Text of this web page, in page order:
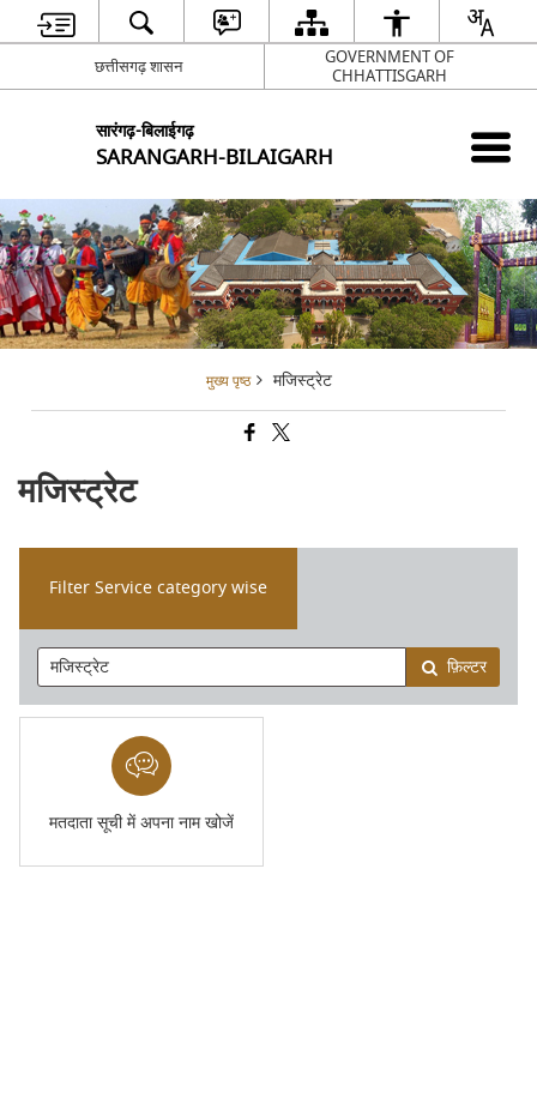
छत्तीसगढ़ शासन
GOVERNMENT OF
CHHATTISGARH
सारंगढ़-बिलाईगढ़
SARANGARH-BILAIGARH
मुख्य पृष्ठ मजिस्ट्रेट
मजिस्ट्रेट
Filter Service category wise
फ़िल्टर
मतदाता सूची में अपना नाम खोजें